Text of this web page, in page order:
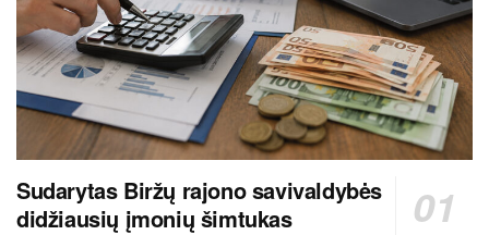
Sudarytas Biržų rajono savivaldybės
didžiausių įmonių šimtukas